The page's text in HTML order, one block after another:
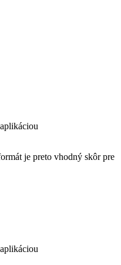
je preto vhodný skôr pre